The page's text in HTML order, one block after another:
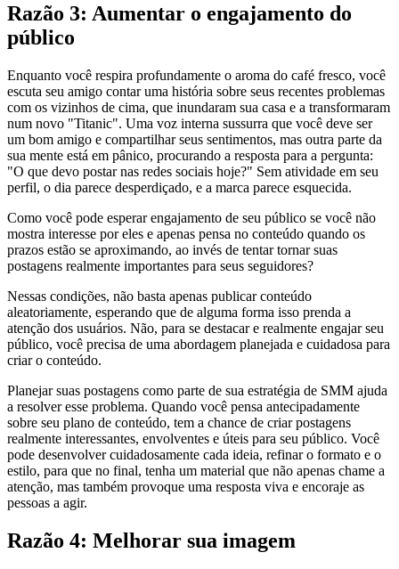
Razão 3: Aumentar o engajamento do
público
Enquanto você respira profundamente o aroma do café fresco, você
escuta seu amigo contar uma história sobre seus recentes problemas
com os vizinhos de cima, que inundaram sua casa e a transformaram
num novo "Titanic". Uma voz interna sussurra que você deve ser
um bom amigo e compartilhar seus sentimentos, mas outra parte da
sua mente está em pânico, procurando a resposta para a pergunta:
"O que devo postar nas redes sociais hoje?" Sem atividade em seu
perfil, o dia parece desperdiçado, e a marca parece esquecida.
Como você pode esperar engajamento de seu público se você não
mostra interesse por eles e apenas pensa no conteúdo quando os
prazos estão se aproximando, ao invés de tentar tornar suas
postagens realmente importantes para seus seguidores?
Nessas condições, não basta apenas publicar conteúdo
aleatoriamente, esperando que de alguma forma isso prenda a
atenção dos usuários. Não, para se destacar e realmente engajar seu
público, você precisa de uma abordagem planejada e cuidadosa para
criar o conteúdo.
Planejar suas postagens como parte de sua estratégia de SMM ajuda
a resolver esse problema. Quando você pensa antecipadamente
sobre seu plano de conteúdo, tem a chance de criar postagens
realmente interessantes, envolventes e úteis para seu público. Você
pode desenvolver cuidadosamente cada ideia, refinar o formato e o
estilo, para que no final, tenha um material que não apenas chame a
atenção, mas também provoque uma resposta viva e encoraje as
pessoas a agir.
Razão 4: Melhorar sua imagem